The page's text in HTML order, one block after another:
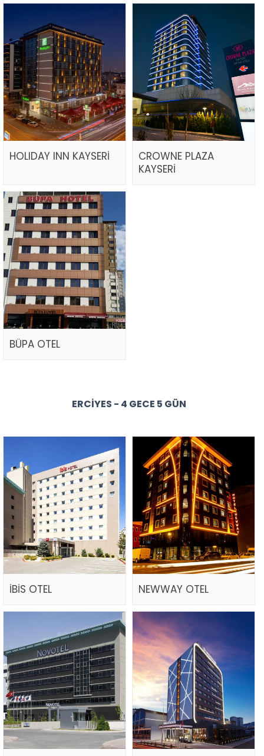
HOLIDAY INN KAYSERİ
CROWNE PLAZA
KAYSERİ
BÜPA OTEL
ERCIYES - 4 GECE 5 GÜN
İBİS OTEL NEWWAY OTEL